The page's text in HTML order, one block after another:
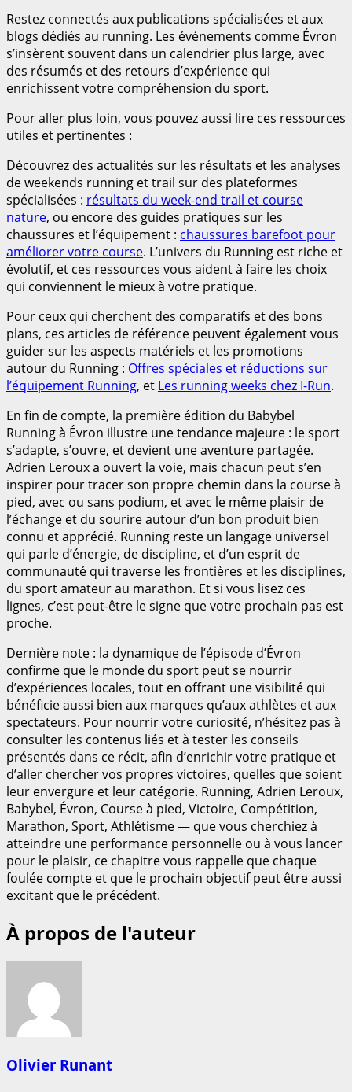
Restez connectés aux publications spécialisées et aux
blogs dédiés au running. Les événements comme Évron
s’insèrent souvent dans un calendrier plus large, avec
des résumés et des retours d’expérience qui
enrichissent votre compréhension du sport.
Pour aller plus loin, vous pouvez aussi lire ces ressources
utiles et pertinentes :
Découvrez des actualités sur les résultats et les analyses
de weekends running et trail sur des plateformes
spécialisées : résultats du week-end trail et course
nature, ou encore des guides pratiques sur les
chaussures et l’équipement : chaussures barefoot pour
améliorer votre course. L’univers du Running est riche et
évolutif, et ces ressources vous aident à faire les choix
qui conviennent le mieux à votre pratique.
Pour ceux qui cherchent des comparatifs et des bons
plans, ces articles de référence peuvent également vous
guider sur les aspects matériels et les promotions
autour du Running : Offres spéciales et réductions sur
l’équipement Running, et Les running weeks chez I-Run.
En fin de compte, la première édition du Babybel
Running à Évron illustre une tendance majeure : le sport
s’adapte, s’ouvre, et devient une aventure partagée.
Adrien Leroux a ouvert la voie, mais chacun peut s’en
inspirer pour tracer son propre chemin dans la course à
pied, avec ou sans podium, et avec le même plaisir de
l’échange et du sourire autour d’un bon produit bien
connu et apprécié. Running reste un langage universel
qui parle d’énergie, de discipline, et d’un esprit de
communauté qui traverse les frontières et les disciplines,
du sport amateur au marathon. Et si vous lisez ces
lignes, c’est peut-être le signe que votre prochain pas est
proche.
Dernière note : la dynamique de l’épisode d’Évron
confirme que le monde du sport peut se nourrir
d’expériences locales, tout en offrant une visibilité qui
bénéficie aussi bien aux marques qu’aux athlètes et aux
spectateurs. Pour nourrir votre curiosité, n’hésitez pas à
consulter les contenus liés et à tester les conseils
présentés dans ce récit, afin d’enrichir votre pratique et
d’aller chercher vos propres victoires, quelles que soient
leur envergure et leur catégorie. Running, Adrien Leroux,
Babybel, Évron, Course à pied, Victoire, Compétition,
Marathon, Sport, Athlétisme — que vous cherchiez à
atteindre une performance personnelle ou à vous lancer
pour le plaisir, ce chapitre vous rappelle que chaque
foulée compte et que le prochain objectif peut être aussi
excitant que le précédent.
À propos de l'auteur
Olivier Runant